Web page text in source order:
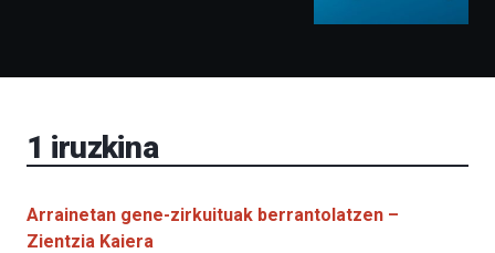
1 iruzkina
Arrainetan gene-zirkuituak berrantolatzen –
Zientzia Kaiera